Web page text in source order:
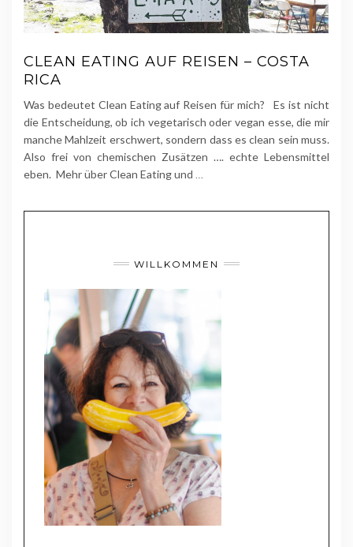
CLEAN EATING AUF REISEN – COSTA
RICA
Was bedeutet Clean Eating auf Reisen für mich? Es ist nicht
die Entscheidung, ob ich vegetarisch oder vegan esse, die mir
manche Mahlzeit erschwert, sondern dass es clean sein muss.
Also frei von chemischen Zusätzen …. echte Lebensmittel
eben. Mehr über Clean Eating und …
WILLKOMMEN